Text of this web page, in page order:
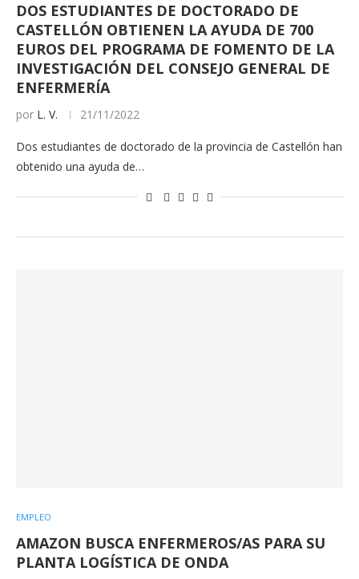
DOS ESTUDIANTES DE DOCTORADO DE
CASTELLÓN OBTIENEN LA AYUDA DE 700
EUROS DEL PROGRAMA DE FOMENTO DE LA
INVESTIGACIÓN DEL CONSEJO GENERAL DE
ENFERMERÍA
por L. V. 21/11/2022
Dos estudiantes de doctorado de la provincia de Castellón han
obtenido una ayuda de…
EMPLEO
AMAZON BUSCA ENFERMEROS/AS PARA SU
PLANTA LOGÍSTICA DE ONDA